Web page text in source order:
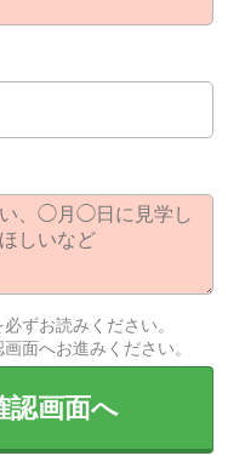
必ずお読みください。
面へお進みください。
認画面へ